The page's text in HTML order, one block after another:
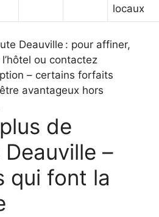
locaux
Deauville : pour affiner,
ou contactez
– certains forfaits
avantageux hors
de
Deauville –
qui font la